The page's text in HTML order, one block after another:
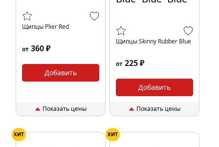
Щипцы Plier Red
от 360 ₽
Добавить
Показать цены
Щипцы Skinny Rubber Blue
от 225 ₽
Добавить
Показать цены
ХИТ ХИТ